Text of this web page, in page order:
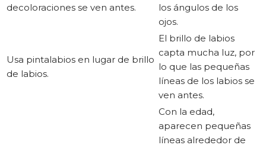
decoloraciones se ven antes.
los ángulos de los
ojos.
Usa pintalabios en lugar de brillo
de labios.
El brillo de labios
capta mucha luz, por
lo que las pequeñas
líneas de los labios se
ven antes.
Con la edad,
aparecen pequeñas
líneas alrededor de